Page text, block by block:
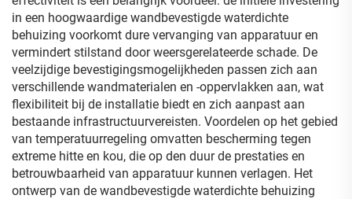
in een hoogwaardige wandbevestigde waterdichte
behuizing voorkomt dure vervanging van apparatuur en
vermindert stilstand door weersgerelateerde schade. De
veelzijdige bevestigingsmogelijkheden passen zich aan
verschillende wandmaterialen en -oppervlakken aan, wat
flexibiliteit bij de installatie biedt en zich aanpast aan
bestaande infrastructuurvereisten. Voordelen op het gebied
van temperatuurregeling omvatten bescherming tegen
extreme hitte en kou, die op den duur de prestaties en
betrouwbaarheid van apparatuur kunnen verlagen. Het
ontwerp van de wandbevestigde waterdichte behuizing